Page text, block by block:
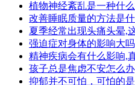
植物神经紊乱是一种什
改善睡眠质量的方法是
夏季经常出现头痛头晕,
强迫症对身体的影响大
精神疾病会有什么影响,
孩子总是焦虑不安怎么
抑郁并不可怕，可怕的